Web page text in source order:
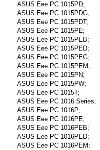
ASUS Eee PC 1015PD;
ASUS Eee PC 1015PDG;
ASUS Eee PC 1015PDT;
ASUS Eee PC 1015PE;
ASUS Eee PC 1015PEB;
ASUS Eee PC 1015PED;
ASUS Eee PC 1015PEG;
ASUS Eee PC 1015PEM;
ASUS Eee PC 1015PN;
ASUS Eee PC 1015PW;
ASUS Eee PC 1015T;
ASUS Eee PC 1016 Series;
ASUS Eee PC 1016P;
ASUS Eee PC 1016PE;
ASUS Eee PC 1016PEB;
ASUS Eee PC 1016PED;
ASUS Eee PC 1016PEM;